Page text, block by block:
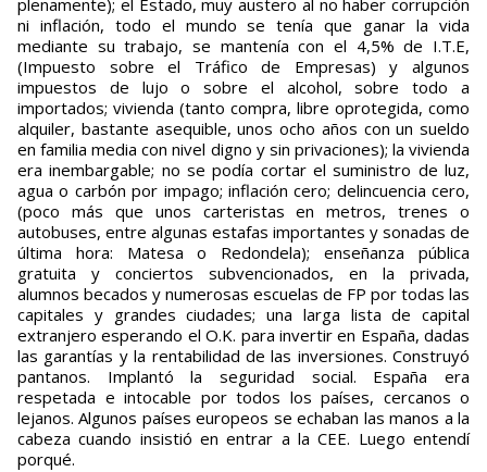
plenamente); el Estado, muy austero al no haber corrupción
ni inflación, todo el mundo se tenía que ganar la vida
mediante su trabajo, se mantenía con el 4,5% de I.T.E,
(Impuesto sobre el Tráfico de Empresas) y algunos
impuestos de lujo o sobre el alcohol, sobre todo a
importados; vivienda (tanto compra, libre oprotegida, como
alquiler, bastante asequible, unos ocho años con un sueldo
en familia media con nivel digno y sin privaciones); la vivienda
era inembargable; no se podía cortar el suministro de luz,
agua o carbón por impago; inflación cero; delincuencia cero,
(poco más que unos carteristas en metros, trenes o
autobuses, entre algunas estafas importantes y sonadas de
última hora: Matesa o Redondela); enseñanza pública
gratuita y conciertos subvencionados, en la privada,
alumnos becados y numerosas escuelas de FP por todas las
capitales y grandes ciudades; una larga lista de capital
extranjero esperando el O.K. para invertir en España, dadas
las garantías y la rentabilidad de las inversiones. Construyó
pantanos. Implantó la seguridad social. España era
respetada e intocable por todos los países, cercanos o
lejanos. Algunos países europeos se echaban las manos a la
cabeza cuando insistió en entrar a la CEE. Luego entendí
porqué.